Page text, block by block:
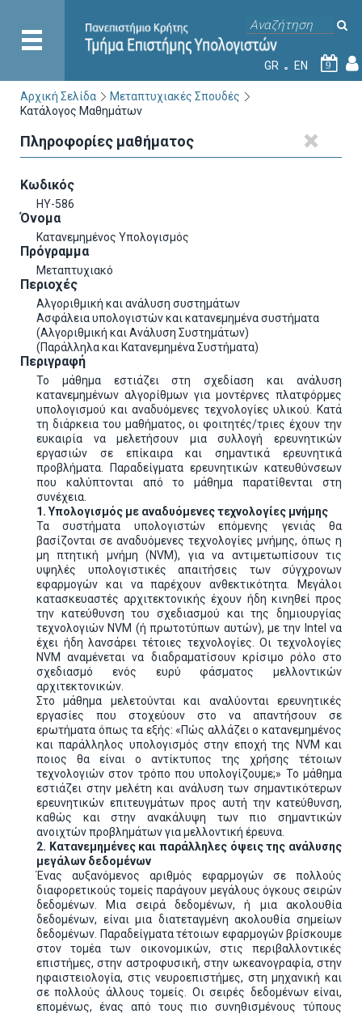
GR EN 9
Αρχική Σελίδα
Μεταπτυχιακές Σπουδές
Κατάλογος Μαθημάτων
Πληροφορίες μαθήματος
Κωδικός
HY-586
Όνομα
Κατανεμημένος Υπολογισμός
Πρόγραμμα
Μεταπτυχιακό
Περιοχές
Αλγοριθμική και ανάλυση συστημάτων
Ασφάλεια υπολογιστών και κατανεμημένα συστήματα
(Αλγοριθμική και Ανάλυση Συστημάτων)
(Παράλληλα και Κατανεμημένα Συστήματα)
Περιγραφή
Το μάθημα εστιάζει στη σχεδίαση και ανάλυση
κατανεμημένων αλγορίθμων για μοντέρνες πλατφόρμες
υπολογισμού και αναδυόμενες τεχνολογίες υλικού. Κατά
τη διάρκεια του μαθήματος, οι φοιτητές/τριες έχουν την
ευκαιρία να μελετήσουν μια συλλογή ερευνητικών
εργασιών σε επίκαιρα και σημαντικά ερευνητικά
προβλήματα. Παραδείγματα ερευνητικών κατευθύνσεων
που καλύπτονται από το μάθημα παρατίθενται στη
συνέχεια.
1. Υπολογισμός με αναδυόμενες τεχνολογίες μνήμης
Τα συστήματα υπολογιστών επόμενης γενιάς θα
βασίζονται σε αναδυόμενες τεχνολογίες μνήμης, όπως η
μη πτητική μνήμη (NVM), για να αντιμετωπίσουν τις
υψηλές υπολογιστικές απαιτήσεις των σύγχρονων
εφαρμογών και να παρέχουν ανθεκτικότητα. Μεγάλοι
κατασκευαστές αρχιτεκτονικής έχουν ήδη κινηθεί προς
την κατεύθυνση του σχεδιασμού και της δημιουργίας
τεχνολογιών NVM (ή πρωτοτύπων αυτών), με την Intel να
έχει ήδη λανσάρει τέτοιες τεχνολογίες. Οι τεχνολογίες
NVM αναμένεται να διαδραματίσουν κρίσιμο ρόλο στο
σχεδιασμό ενός ευρύ φάσματος μελλοντικών
αρχιτεκτονικών.
Στο μάθημα μελετούνται και αναλύονται ερευνητικές
εργασίες που στοχεύουν στο να απαντήσουν σε
ερωτήματα όπως τα εξής: «Πώς αλλάζει ο κατανεμημένος
και παράλληλος υπολογισμός στην εποχή της NVM και
ποιος θα είναι ο αντίκτυπος της χρήσης τέτοιων
τεχνολογιών στον τρόπο που υπολογίζουμε;» Το μάθημα
εστιάζει στην μελέτη και ανάλυση των σημαντικότερων
ερευνητικών επιτευγμάτων προς αυτή την κατεύθυνση,
καθώς και στην ανακάλυψη των πιο σημαντικών
ανοιχτών προβλημάτων για μελλοντική έρευνα.
2. Κατανεμημένες και παράλληλες όψεις της ανάλυσης
μεγάλων δεδομένων
Ένας αυξανόμενος αριθμός εφαρμογών σε πολλούς
διαφορετικούς τομείς παράγουν μεγάλους όγκους σειρών
δεδομένων. Μια σειρά δεδομένων, ή μια ακολουθία
δεδομένων, είναι μια διατεταγμένη ακολουθία σημείων
δεδομένων. Παραδείγματα τέτοιων εφαρμογών βρίσκουμε
στον τομέα των οικονομικών, στις περιβαλλοντικές
επιστήμες, στην αστροφυσική, στην ωκεανογραφία, στην
ηφαιστειολογία, στις νευροεπιστήμες, στη μηχανική και
σε πολλούς άλλους τομείς. Οι σειρές δεδομένων είναι,
επομένως, ένας από τους πιο συνηθισμένους τύπους